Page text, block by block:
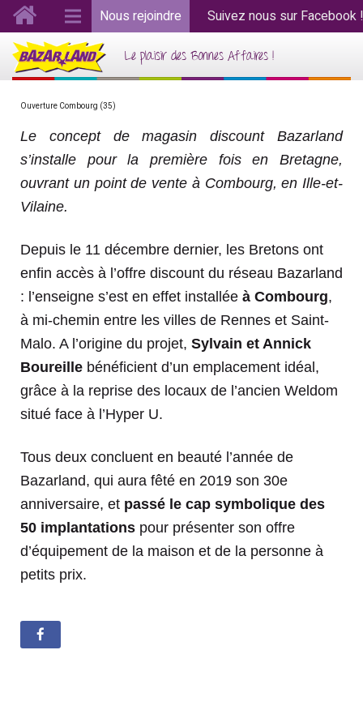
Nous rejoindre Suivez nous sur Facebook
Le plaisir des Bonnes Affaires !
Ouverture Combourg (35)
Le concept de magasin discount Bazarland
s’installe pour la première fois en Bretagne,
ouvrant un point de vente à Combourg, en Ille-et-
Vilaine.
Depuis le 11 décembre dernier, les Bretons ont
enfin accès à l’offre discount du réseau Bazarland
: l’enseigne s’est en effet installée à Combourg,
à mi-chemin entre les villes de Rennes et Saint-
Malo. A l’origine du projet, Sylvain et Annick
Boureille bénéficient d’un emplacement idéal,
grâce à la reprise des locaux de l’ancien Weldom
situé face à l’Hyper U.
Tous deux concluent en beauté l’année de
Bazarland, qui aura fêté en 2019 son 30e
anniversaire, et passé le cap symbolique des
50 implantations pour présenter son offre
d’équipement de la maison et de la personne à
petits prix.